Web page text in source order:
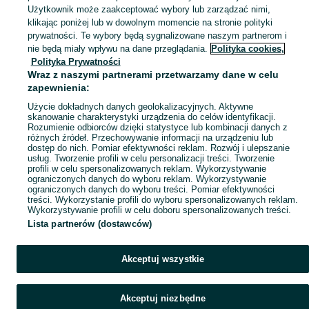
Mapa kategorii
Mapa miejscowości
Mapa ministron
Popularne wyszukiwania
Użytkownik może zaakceptować wybory lub zarządzać nimi,
klikając poniżej lub w dowolnym momencie na stronie polityki
prywatności. Te wybory będą sygnalizowane naszym partnerom i
nie będą miały wpływu na dane przeglądania. Polityka cookies,
Polityka Prywatności
Wraz z naszymi partnerami przetwarzamy dane w celu
zapewnienia:
Użycie dokładnych danych geolokalizacyjnych. Aktywne
skanowanie charakterystyki urządzenia do celów identyfikacji.
Rozumienie odbiorców dzięki statystyce lub kombinacji danych z
różnych źródeł. Przechowywanie informacji na urządzeniu lub
dostęp do nich. Pomiar efektywności reklam. Rozwój i ulepszanie
usług. Tworzenie profili w celu personalizacji treści. Tworzenie
profili w celu spersonalizowanych reklam. Wykorzystywanie
ograniczonych danych do wyboru reklam. Wykorzystywanie
ograniczonych danych do wyboru treści. Pomiar efektywności
treści. Wykorzystanie profili do wyboru spersonalizowanych reklam.
Wykorzystywanie profili w celu doboru spersonalizowanych treści.
Lista partnerów (dostawców)
Akceptuj wszystkie
Akceptuj niezbędne